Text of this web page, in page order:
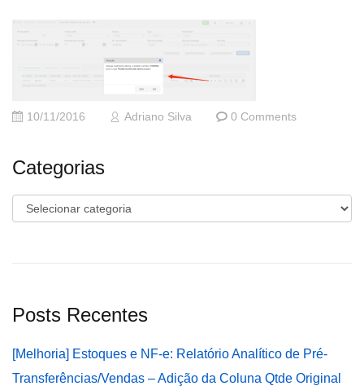
10/11/2016 Adriano Silva 0 Comments
Categorias
Categorias
Posts Recentes
[Melhoria] Estoques e NF-e: Relatório Analítico de Pré-
Transferências/Vendas – Adição da Coluna Qtde Original